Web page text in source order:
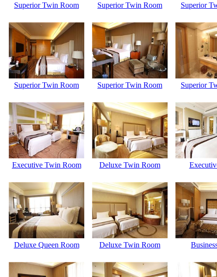
Superior Twin Room Superior Twin Room Superior
Superior Twin Room Superior Twin Room Superior
Executive Twin Room Deluxe Twin Room
Deluxe Queen Room Deluxe Twin Room